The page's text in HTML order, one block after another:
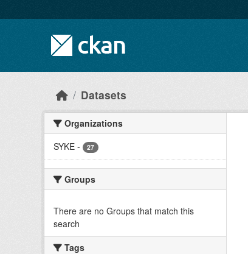
Datasets
Organizations
SYKE - 27
Groups
There are no Groups that match this
search
Tags